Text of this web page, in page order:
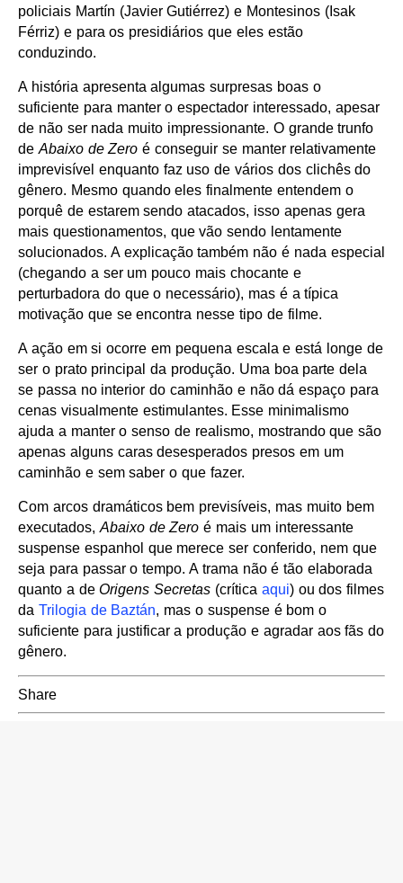
policiais Martín (Javier Gutiérrez) e Montesinos (Isak
Férriz) e para os presidiários que eles estão
conduzindo.
A história apresenta algumas surpresas boas o
suficiente para manter o espectador interessado, apesar
de não ser nada muito impressionante. O grande trunfo
de Abaixo de Zero é conseguir se manter relativamente
imprevisível enquanto faz uso de vários dos clichês do
gênero. Mesmo quando eles finalmente entendem o
porquê de estarem sendo atacados, isso apenas gera
mais questionamentos, que vão sendo lentamente
solucionados. A explicação também não é nada especial
(chegando a ser um pouco mais chocante e
perturbadora do que o necessário), mas é a típica
motivação que se encontra nesse tipo de filme.
A ação em si ocorre em pequena escala e está longe de
ser o prato principal da produção. Uma boa parte dela
se passa no interior do caminhão e não dá espaço para
cenas visualmente estimulantes. Esse minimalismo
ajuda a manter o senso de realismo, mostrando que são
apenas alguns caras desesperados presos em um
caminhão e sem saber o que fazer.
Com arcos dramáticos bem previsíveis, mas muito bem
executados, Abaixo de Zero é mais um interessante
suspense espanhol que merece ser conferido, nem que
seja para passar o tempo. A trama não é tão elaborada
quanto a deOrigens Secretas (crítica aqui) ou dos filmes
da Trilogia de Baztán, mas o suspense é bom o
suficiente para justificar a produção e agradar aos fãs do
gênero.
Share